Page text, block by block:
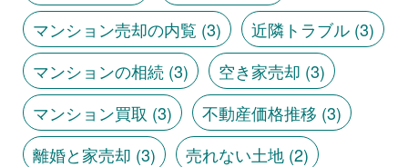
マンション売却の内覧 (3) 近隣トラブル(3)
マンションの相続(3) 空き家売却 (3)
マンション買取 (3) 不動産価格推移 (3)
離婚と家売却 (3) 売れない土地(2)